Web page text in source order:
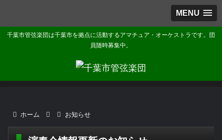
MENU
千葉市管弦楽団は千葉市を拠点に活動するアマチュア・オーケストラです。団
員随時募集中。
ホーム お知らせ